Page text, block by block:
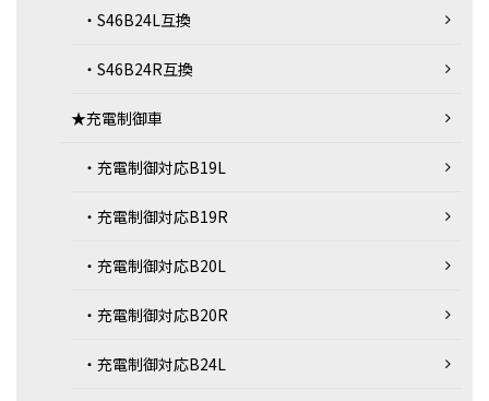
・S46B24L互換
・S46B24R互換
★充電制御車
・充電制御対応B19L
・充電制御対応B19R
・充電制御対応B20L
・充電制御対応B20R
・充電制御対応B24L